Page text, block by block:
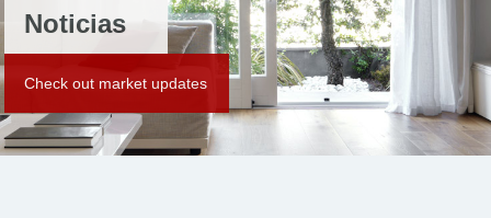
Noticias
Check out market updates